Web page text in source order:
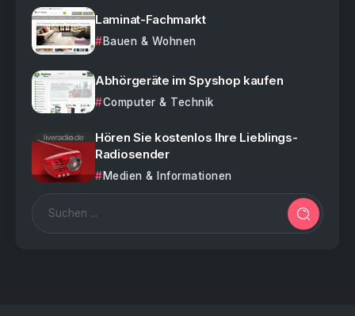
Laminat-Fachmarkt
Bauen & Wohnen
Abhörgeräte im Spyshop kaufen
Computer & Technik
Hören Sie kostenlos Ihre Lieblings-
Radiosender
Medien & Informationen